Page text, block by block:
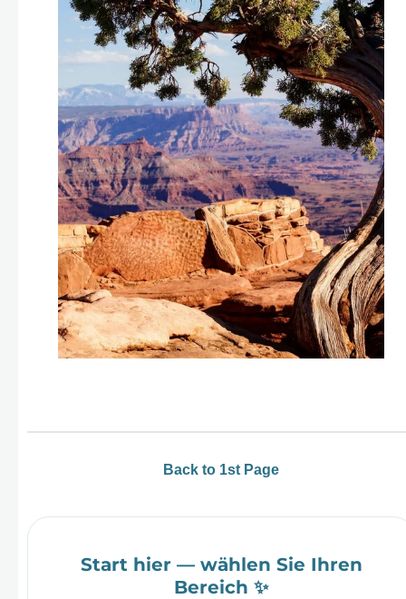
Back to 1st Page
Start hier — wählen Sie Ihren
Bereich ✨